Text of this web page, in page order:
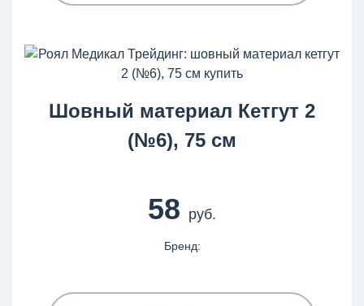
Шовный материал Кетгут 2
(№6), 75 см
58 руб.
Бренд: